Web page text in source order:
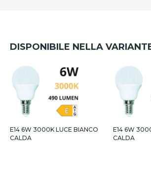
DISPONIBILE NELLA
E14 6W 3000K LUCE BIANCO
CALDA
E14 6W
CALDA